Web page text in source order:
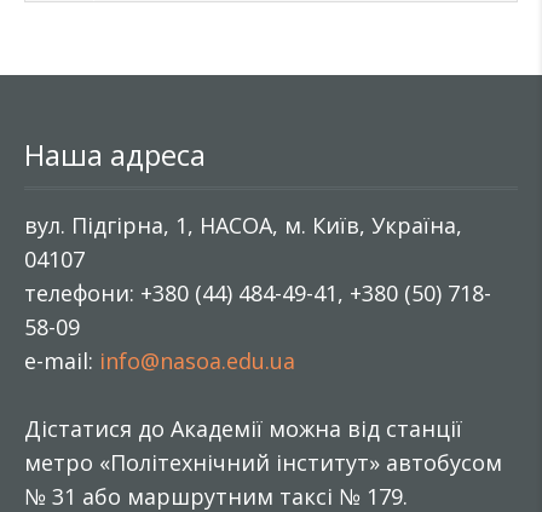
Наша адреса
вул. Підгірна, 1, НАСОА, м. Київ, Україна,
04107
телефони: +380 (44) 484-49-41, +380 (50) 718-
58-09
e-mail: info@nasoa.edu.ua
Дістатися до Академії можна від станції
метро «Політехнічний інститут» автобусом
№ 31 або маршрутним таксі № 179.